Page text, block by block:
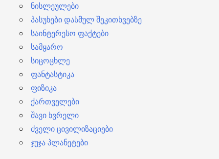
ნისლეულები
პასუხები დასმულ შეკითხვებზე
საინტერესო ფაქტები
სამყარო
სიცოცხლე
ფანტასტიკა
ფიზიკა
ქართველები
შავი ხვრელი
ძველი ცივილიზაციები
ჯუჯა პლანეტები